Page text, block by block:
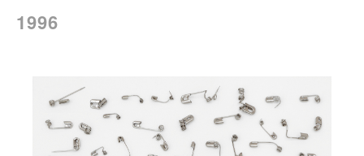
1996